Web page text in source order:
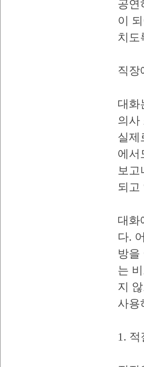
공연
이
치도
직장
대화
의사
실제
에서
보
되고
대화
다.
방을
는
지
사용
1.